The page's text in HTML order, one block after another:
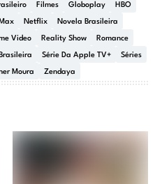
Filmes Globoplay HBO
Max Netflix Novela Brasileira
Video Reality Show Romance
Série Da Apple TV+ Séries
Moura Zendaya